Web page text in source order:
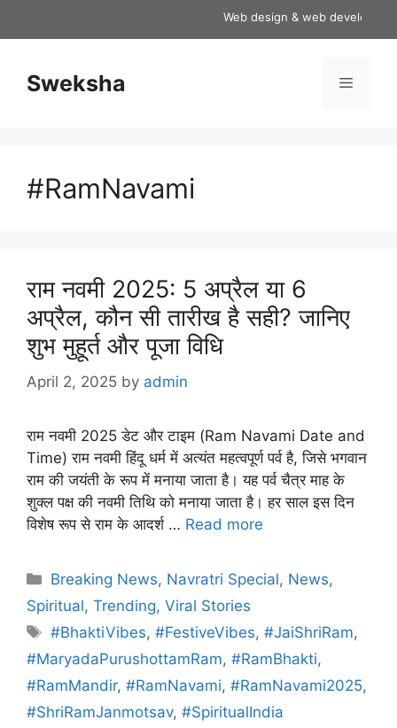
Web design & web development
Sweksha Menu
#RamNavami
राम नवमी 2025: 5 अप्रैल या 6
अप्रैल, कौन सी तारीख है सही? जानिए
शुभ मुहूर्त और पूजा विधि
April 2, 2025 by admin
राम नवमी 2025 डेट और टाइम (Ram Navami Date and
Time) राम नवमी हिंदू धर्म में अत्यंत महत्वपूर्ण पर्व है, जिसे भगवान
राम की जयंती के रूप में मनाया जाता है। यह पर्व चैत्र माह के
शुक्ल पक्ष की नवमी तिथि को मनाया जाता है। हर साल इस दिन
विशेष रूप से राम के आदर्श … Read more
Categories
Breaking News, Navratri Special, News,
Spiritual, Trending, Viral Stories
Tags
#BhaktiVibes,#FestiveVibes,#JaiShriRam,
#MaryadaPurushottamRam, #RamBhakti,
#RamMandir, #RamNavami, #RamNavami2025,
#ShriRamJanmotsav, #SpiritualIndia